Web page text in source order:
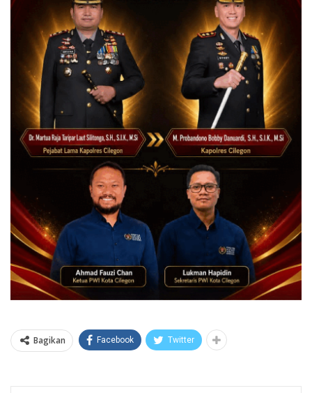
Bagikan Facebook Twitter